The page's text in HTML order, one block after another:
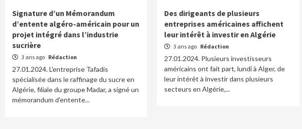
Signature d’un Mémorandum
d’entente algéro-américain pour un
projet intégré dans l’industrie
sucrière
3 ans ago Rédaction
27.01.2024. L'entreprise Tafadis
spécialisée dans le raffinage du sucre en
Algérie, filiale du groupe Madar, a signé un
mémorandum d'entente...
Des dirigeants de plusieurs
entreprises américaines affichent
leur intérêt à investir en Algérie
3 ans ago Rédaction
27.01.2024. Plusieurs investisseurs
américains ont fait part, lundi à Alger, de
leur intérêt à investir dans plusieurs
secteurs en Algérie,...